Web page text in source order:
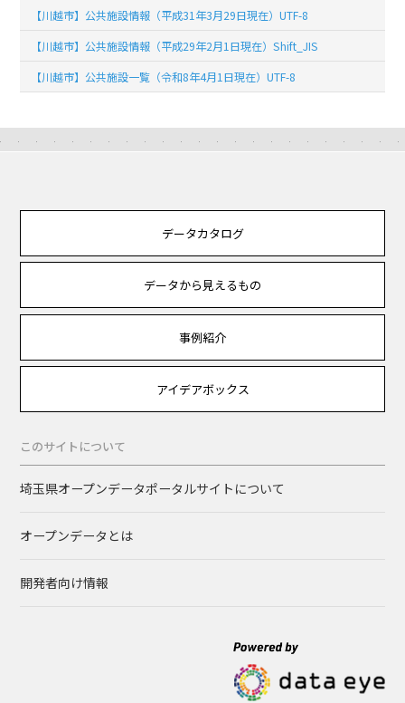
【川越市】公共施設情報（平成31年3月29日現在）UTF-8
【川越市】公共施設情報（平成29年2月1日現在）Shift_JIS
【川越市】公共施設一覧（令和8年4月1日現在）UTF-8
データカタログ
データから見えるもの
事例紹介
アイデアボックス
このサイトについて
埼玉県オープンデータポータルサイトについて
オープンデータとは
開発者向け情報